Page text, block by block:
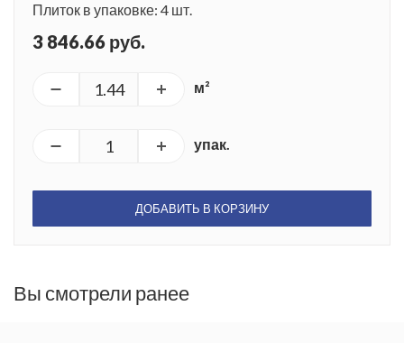
Плиток в упаковке: 4 шт.
3 846.66 руб.
м²
упак.
ДОБАВИТЬ В КОРЗИНУ
Вы смотрели ранее